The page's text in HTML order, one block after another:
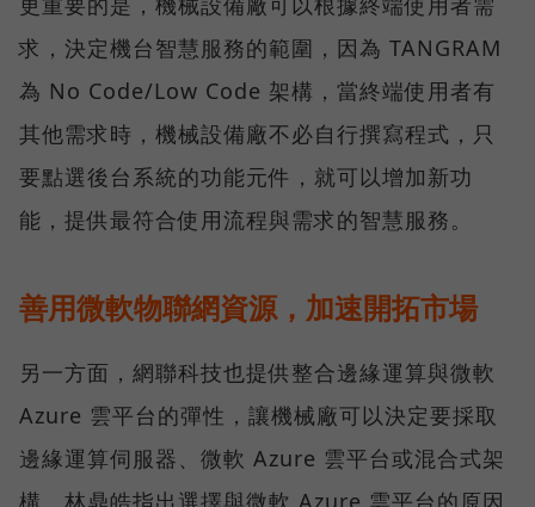
求，決定機台智慧服務的範圍，因為 TANGRAM
為 No Code/Low Code 架構，當終端使用者有
其他需求時，機械設備廠不必自行撰寫程式，只
要點選後台系統的功能元件，就可以增加新功
能，提供最符合使用流程與需求的智慧服務。
善用微軟物聯網資源，加速開拓市場
另一方面，網聯科技也提供整合邊緣運算與微軟
Azure 雲平台的彈性，讓機械廠可以決定要採取
邊緣運算伺服器、微軟 Azure 雲平台或混合式架
構。林鼎皓指出選擇與微軟 Azure 雲平台的原因